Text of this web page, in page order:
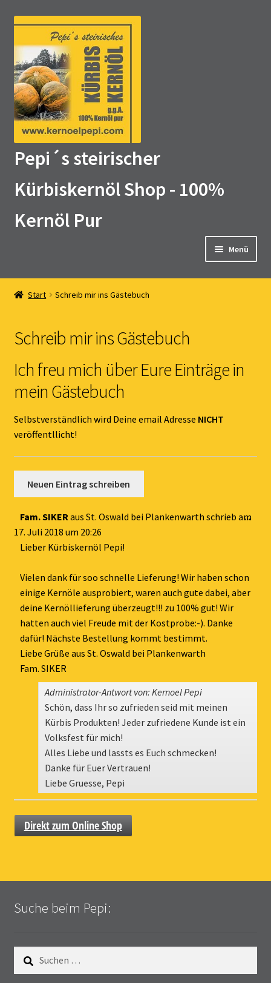
Zur
Navigation
springen
Zum
springen
Pepi´s steirischer
Kürbiskernöl Shop - 100%
Kernöl Pur
Menü
Home
Kernöl Pepi
Übers Kernöl
Kontakt
Gästebuch
Start Schreib mir ins Gästebuch
Schreib mir ins Gästebuch
Ich freu mich über Eure Einträge in
mein Gästebuch
Selbstverständlich wird Deine email Adresse NICHT
veröffentllicht!
Fam. SIKERaus St. Oswald bei Plankenwarth schrieb am
17. Juli 2018 um 20:26
Lieber Kürbiskernöl Pepi!
Vielen dank für soo schnelle Lieferung! Wir haben schon
einige Kernöle ausprobiert, waren auch gute dabei, aber
deine Kernöllieferung überzeugt!!! zu 100% gut! Wir
hatten auch viel Freude mit der Kostprobe:-). Danke
dafür! Nächste Bestellung kommt bestimmt.
Liebe Grüße aus St. Oswald bei Plankenwarth
Fam. SIKER
Administrator-Antwort von: Kernoel Pepi
Schön, dass Ihr so zufrieden seid mit meinen
Kürbis Produkten! Jeder zufriedene Kunde ist ein
Volksfest für mich!
Alles Liebe und lassts es Euch schmecken!
Danke für Euer Vertrauen!
Liebe Gruesse, Pepi
...
Direkt zum Online Shop
Suche beim Pepi:
nach: